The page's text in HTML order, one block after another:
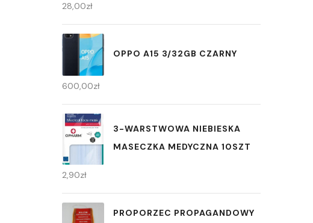
28,00zł
OPPO A15 3/32GB CZARNY
600,00zł
3-WARSTWOWA NIEBIESKA
MASECZKA MEDYCZNA 10SZT
2,90zł
PROPORZEC PROPAGANDOWY